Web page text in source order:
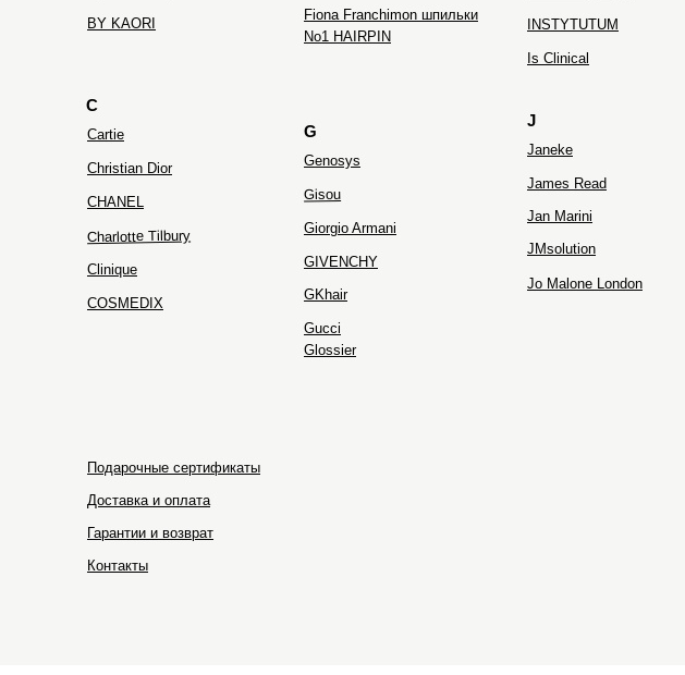
Glossier
Genosys
Gucci
Jan Marini
COSMEDIX
BY KAORI
JMsolution
Fiona Franchimon шпильки
No1 HAIRPIN
INSTYTUTUM
Gisou
James Read
Is Clinical
Christian Dior
Charlotte Tilbury
CHANEL
GKhair
Janeke
Cartie
Clinique
Giorgio Armani
Jo Malone London
C
G
J
GIVENCHY
Подарочные сертификаты
Доставка и оплата
Гарантии и возврат
Контакты